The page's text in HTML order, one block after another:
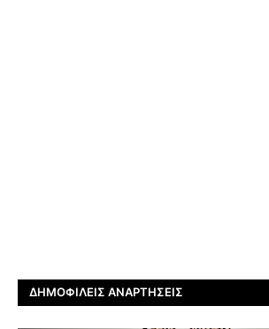
ΔΗΜΟΦΙΛΕΊΣ ΑΝΑΡΤΉΣΕΙΣ